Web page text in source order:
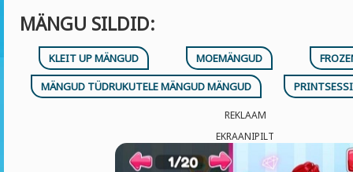
MÄNGU SILDID:
KLEIT UP MÄNGUD MOEMÄNGUD
MÄNGUD TÜDRUKUTELE MÄNGUD MÄNGUD
REKLAAM
EKRAANIPILT